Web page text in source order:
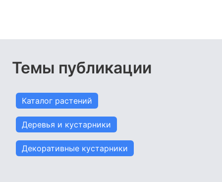
Темы публикации
Каталог растений
Деревья и кустарники
Декоративные кустарники